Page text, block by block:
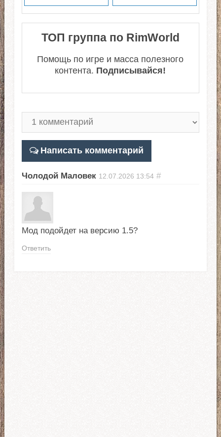
ТОП группа по RimWorld
Помощь по игре и масса полезного
контента. Подписывайся!
Написать комментарий
Чолодой Маловек 12.07.2026 13:54 #
Мод подойдет на версию 1.5?
Ответить